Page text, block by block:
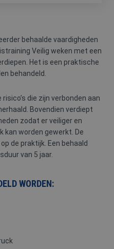
behaalde vaardigheden
Veilig weken met een
Het is een praktische
behandeld.
die zijn verbonden aan
Bovendien verdiept
zodat er veiliger en
kan worden gewerkt. De
de praktijk. Een behaald
van 5 jaar.
WORDEN: